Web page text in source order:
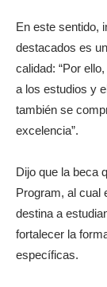
En este sentido,
destacados es
calidad: “Por
a los estudios y
también se
excelencia”.
Dijo que la beca
Program, al cual
destina a
fortalecer la
específicas.